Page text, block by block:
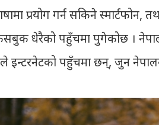
प्रयोग गर्न सकिने
धेरैको पहुँचमा पुगेकोछ । नेपाल
इन्टरनेटको पहुँचमा छन्, जुन